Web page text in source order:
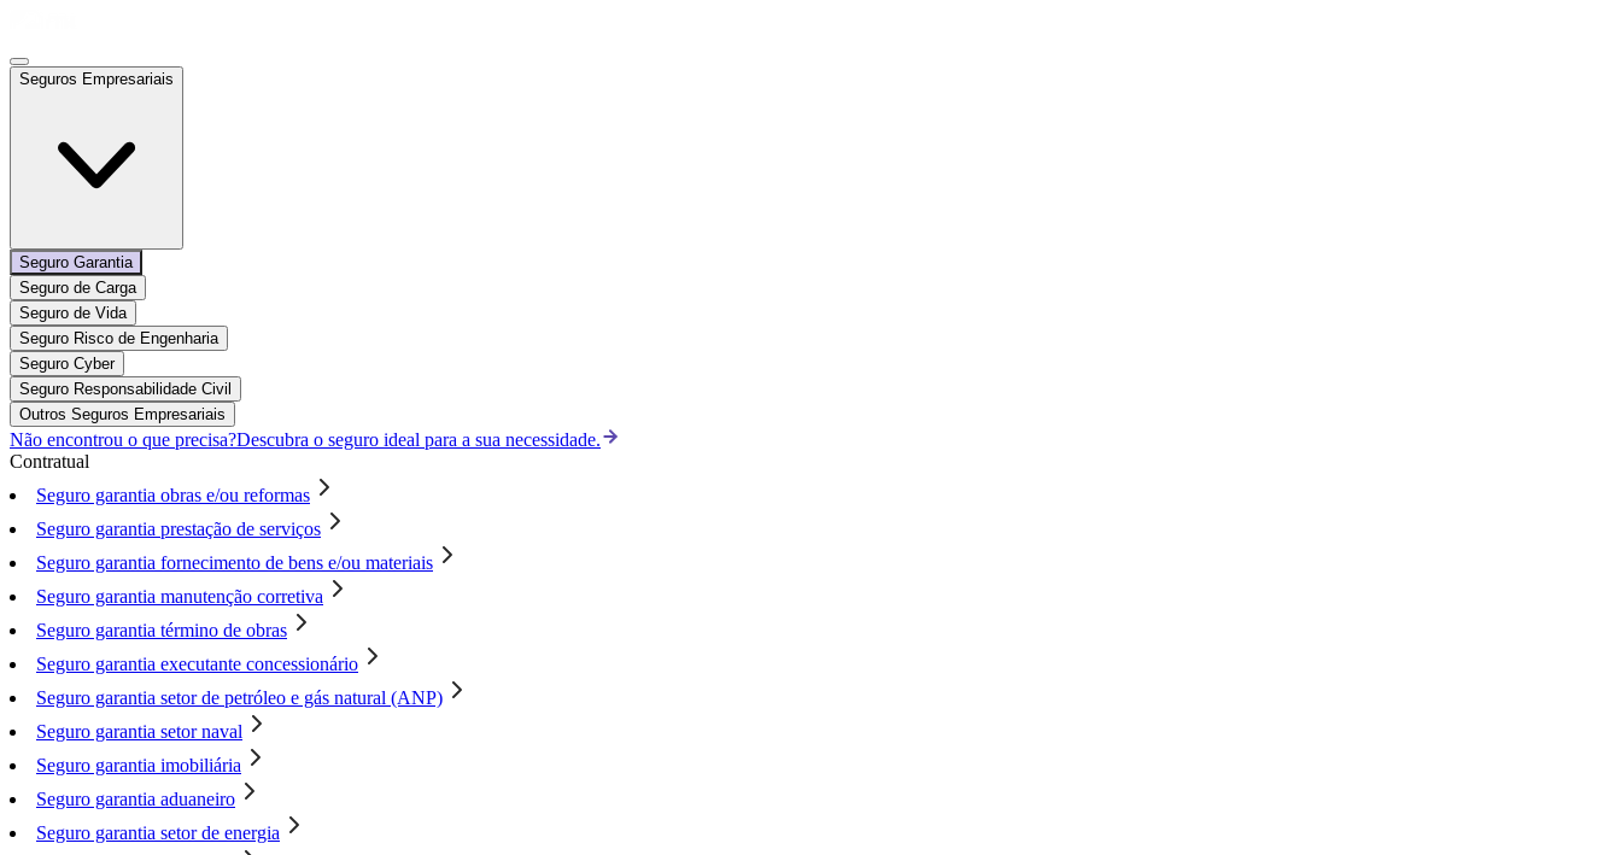
Seguros Empresariais
Seguro Garantia
Seguro de Carga
Seguro de Vida
Seguro Risco de Engenharia
Seguro Cyber
Seguro Responsabilidade Civil
Outros Seguros Empresariais
Não encontrou o que precisa?Descubra o seguro ideal para a sua necessidade.
Contratual
Seguro garantia obras e/ou reformas
Seguro garantia prestação de serviços
Seguro garantia fornecimento de bens e/ou materiais
Seguro garantia manutenção corretiva
Seguro garantia término de obras
Seguro garantia executante concessionário
Seguro garantia setor de petróleo e gás natural (ANP)
Seguro garantia setor naval
Seguro garantia imobiliária
Seguro garantia aduaneiro
Seguro garantia setor de energia